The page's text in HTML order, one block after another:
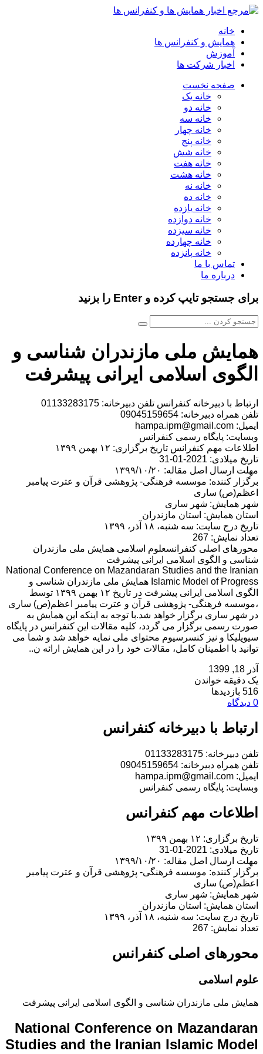
خانه
همایش و کنفرانس ها
آموزش
اخبار شرکت ها
صفحه نخست
خانه یک
خانه دو
خانه سه
خانه چهار
خانه پنج
خانه شش
خانه هفت
خانه هشت
خانه نه
خانه ده
خانه یازده
خانه دوازده
خانه سیزده
خانه چهارده
خانه پانزده
تماس با ما
درباره ما
برای جستجو تایپ کرده و Enter را بزنید
همایش ملی مازندران شناسی و
الگوی اسلامی ایرانی پیشرفت
ارتباط با دبیرخانه کنفرانس تلفن دبیرخانه: 01133283175
تلفن همراه دبیرخانه: 09045159654
ایمیل: hampa.ipm@gmail.com
وبسایت: پایگاه رسمی کنفرانس
اطلاعات مهم کنفرانس تاریخ برگزاری: ۱۲ بهمن ۱۳۹۹
تاریخ میلادی: 2021-01-31
مهلت ارسال اصل مقاله: ۱۳۹۹/۱۰/۲۰
برگزار کننده: موسسه فرهنگی- پژوهشی قرآن و عترت پیامبر
اعظم(ص) ساری
شهر همایش: شهر ساری
استان همایش: استان مازندران
تاریخ درج سایت: سه شنبه، ۱۸ آذر، ۱۳۹۹
تعداد نمایش: 267
محورهای اصلی کنفرانسعلوم اسلامی همایش ملی مازندران
شناسی و الگوی اسلامی ایرانی پیشرفت
National Conference on Mazandaran Studies and the Iranian
Islamic Model of Progress همایش ملی مازندران شناسی و
الگوی اسلامی ایرانی پیشرفت در تاریخ ۱۲ بهمن ۱۳۹۹ توسط
،موسسه فرهنگی- پژوهشی قرآن و عترت پیامبر اعظم(ص) ساری
در شهر ساری برگزار خواهد شد.با توجه به اینکه این همایش به
صورت رسمی برگزار می گردد، کلیه مقالات این کنفرانس در پایگاه
سیویلیکا و نیز کنسرسیوم محتوای ملی نمایه خواهد شد و شما می
توانید با اطمینان کامل، مقالات خود را در این همایش ارائه ن..
آذر 18, 1399
یک دقیقه خواندن
516 بازدیدها
0 دیدگاه
ارتباط با دبیرخانه کنفرانس
تلفن دبیرخانه: 01133283175
تلفن همراه دبیرخانه: 09045159654
ایمیل: hampa.ipm@gmail.com
وبسایت: پایگاه رسمی کنفرانس
اطلاعات مهم کنفرانس
تاریخ برگزاری: ۱۲ بهمن ۱۳۹۹
تاریخ میلادی: 2021-01-31
مهلت ارسال اصل مقاله: ۱۳۹۹/۱۰/۲۰
برگزار کننده: موسسه فرهنگی- پژوهشی قرآن و عترت پیامبر
اعظم(ص) ساری
شهر همایش: شهر ساری
استان همایش: استان مازندران
تاریخ درج سایت: سه شنبه، ۱۸ آذر، ۱۳۹۹
تعداد نمایش: 267
محورهای اصلی کنفرانس
علوم اسلامی
همایش ملی مازندران شناسی و الگوی اسلامی ایرانی پیشرفت
National Conference on Mazandaran
Studies and the Iranian Islamic Model